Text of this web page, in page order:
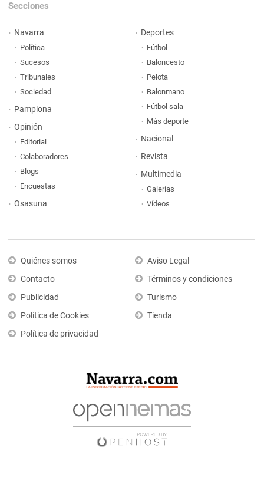
Secciones
Navarra
Política
Sucesos
Tribunales
Sociedad
Pamplona
Opinión
Editorial
Colaboradores
Blogs
Encuestas
Osasuna
Deportes
Fútbol
Baloncesto
Pelota
Balonmano
Fútbol sala
Más deporte
Nacional
Revista
Multimedia
Galerías
Vídeos
Quiénes somos
Contacto
Publicidad
Política de Cookies
Política de privacidad
Aviso Legal
Términos y condiciones
Turismo
Tienda